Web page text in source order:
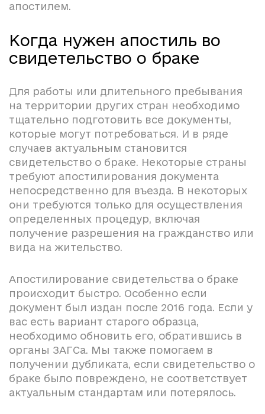
апостилем.
Когда нужен апостиль во
свидетельство о браке
Для работы или длительного пребывания
на территории других стран необходимо
тщательно подготовить все документы,
которые могут потребоваться. И в ряде
случаев актуальным становится
свидетельство о браке. Некоторые страны
требуют апостилирования документа
непосредственно для въезда. В некоторых
они требуются только для осуществления
определенных процедур, включая
получение разрешения на гражданство или
вида на жительство.
Апостилирование свидетельства о браке
происходит быстро. Особенно если
документ был издан после 2016 года. Если у
вас есть вариант старого образца,
необходимо обновить его, обратившись в
органы ЗАГСа. Мы также помогаем в
получении дубликата, если свидетельство о
браке было повреждено, не соответствует
актуальным стандартам или потерялось.